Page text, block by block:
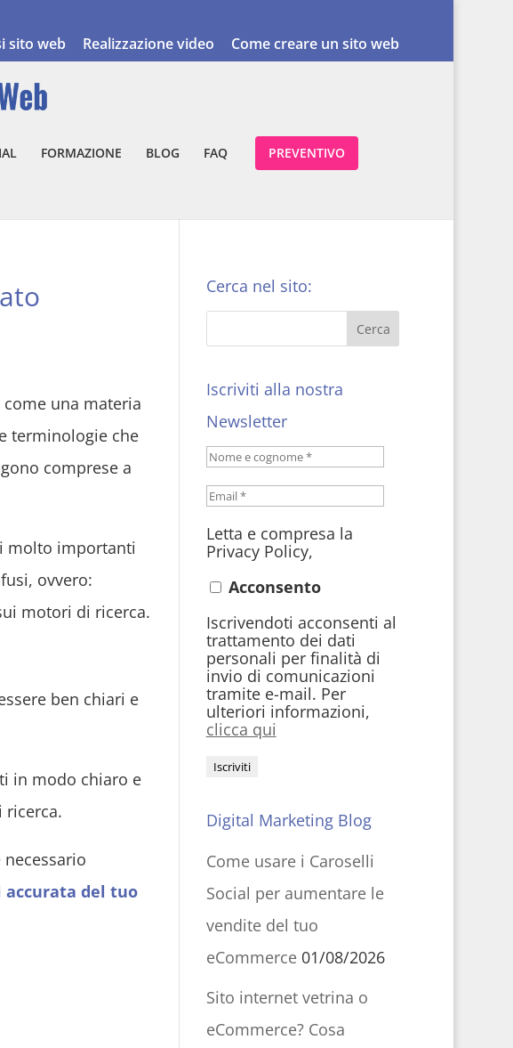
sito web
Realizzazione video Come creare un sito web
FORMAZIONE BLOG FAQ
PREVENTIVO
una materia
terminologie che
comprese a
molto importanti
ovvero:
motori di ricerca.
ben chiari e
in modo chiaro e
accurata del tuo
Cerca nel sito:
Iscriviti alla nostra
Newsletter
Letta e compresa la
Privacy Policy,
Acconsento
Iscrivendoti acconsenti al
trattamento dei dati
personali per finalità di
invio di comunicazioni
tramite e-mail. Per
ulteriori informazioni,
clicca qui
Digital Marketing Blog
Come usare i Caroselli
Social per aumentare le
vendite del tuo
eCommerce 01/08/2026
Sito internet vetrina o
eCommerce? Cosa